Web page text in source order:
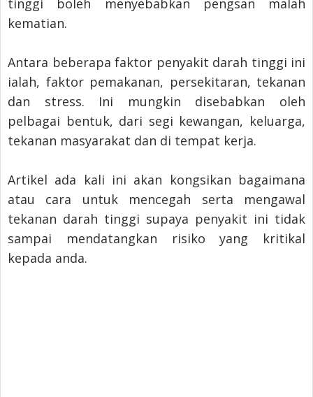
kematian.
Antara beberapa faktor penyakit darah tinggi ini
ialah, faktor pemakanan, persekitaran, tekanan
dan stress. Ini mungkin disebabkan oleh
pelbagai bentuk, dari segi kewangan, keluarga,
tekanan masyarakat dan di tempat kerja.
Artikel ada kali ini akan kongsikan bagaimana
atau cara untuk mencegah serta mengawal
tekanan darah tinggi supaya penyakit ini tidak
sampai mendatangkan risiko yang kritikal
kepada anda.